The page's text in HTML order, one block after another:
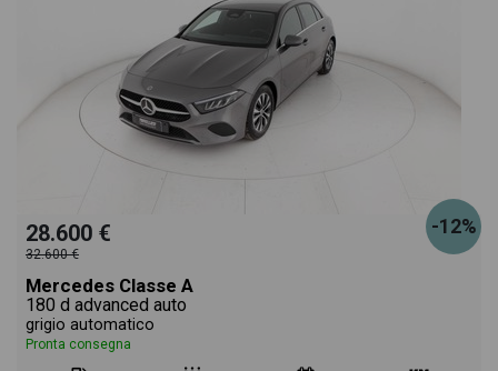
-12%
28.600 €
32.600 €
Mercedes Classe A
180 d advanced auto
grigio automatico
Pronta consegna